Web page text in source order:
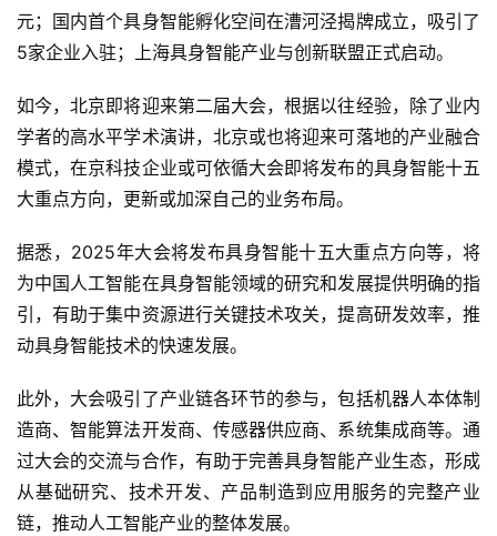
元；国内首个具身智能孵化空间在漕河泾揭牌成立，吸引了
5家企业入驻；上海具身智能产业与创新联盟正式启动。
如今，北京即将迎来第二届大会，根据以往经验，除了业内
学者的高水平学术演讲，北京或也将迎来可落地的产业融合
模式，在京科技企业或可依循大会即将发布的具身智能十五
大重点方向，更新或加深自己的业务布局。
据悉，2025年大会将发布具身智能十五大重点方向等，将
为中国人工智能在具身智能领域的研究和发展提供明确的指
引，有助于集中资源进行关键技术攻关，提高研发效率，推
动具身智能技术的快速发展。
此外，大会吸引了产业链各环节的参与，包括机器人本体制
造商、智能算法开发商、传感器供应商、系统集成商等。通
过大会的交流与合作，有助于完善具身智能产业生态，形成
从基础研究、技术开发、产品制造到应用服务的完整产业
链，推动人工智能产业的整体发展。